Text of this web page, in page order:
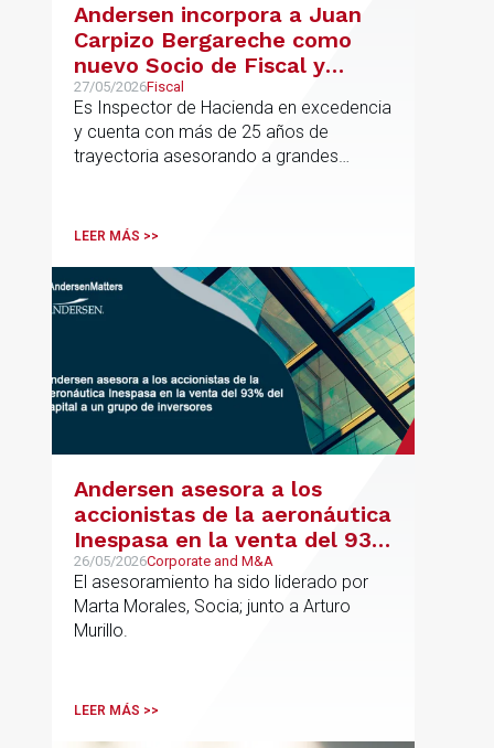
Andersen incorpora a Juan
Carpizo Bergareche como
nuevo Socio de Fiscal y
responsable de la práctica
ibérica de Fiscalidad Local
27/05/2026Fiscal
Es Inspector de Hacienda en excedencia
y cuenta con más de 25 años de
trayectoria asesorando a grandes
principalmente en los sectores
medioambiental
LEER MÁS >>
Andersen asesora a los
accionistas de la aeronáutica
Inespasa en la venta del 93%
del capital a un grupo de
inversores
26/05/2026Corporate and M&A
El asesoramiento ha sido liderado por
Marta Morales, Socia; junto a Arturo
Murillo.
LEER MÁS >>